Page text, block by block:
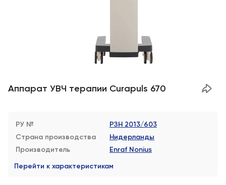
Аппарат УВЧ терапии Curapuls 670
РУ №
РЗН 2013/603
Страна производства
Нидерланды
Производитель
Enraf Nonius
Перейти к характеристикам